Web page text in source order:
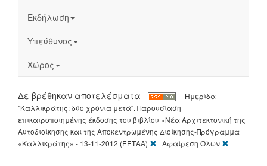
Εκδήλωση
Υπεύθυνος
Χώρος
Δε βρέθηκαν αποτελέσματα
Ημερίδα -
"Καλλικράτης: δύο χρόνια μετά". Παρουσίαση
επικαιροποιημένης έκδοσης του βιβλίου «Νέα Αρχιτεκτονική της
Αυτοδιοίκησης και της Αποκεντρωμένης Διοίκησης-Πρόγραμμα
«Καλλικράτης» - 13-11-2012 (ΕΕΤΑΑ)
[X]Αφαίρεση Όλων